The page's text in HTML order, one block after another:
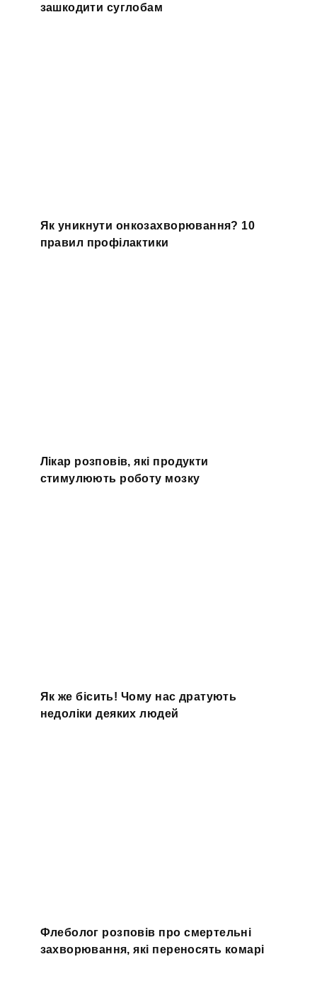
зашкодити суглобам
Як уникнути онкозахворювання? 10
правил профілактики
Лікар розповів, які продукти
стимулюють роботу мозку
Як же бісить! Чому нас дратують
недоліки деяких людей
Флеболог розповів про смертельні
захворювання, які переносять комарі